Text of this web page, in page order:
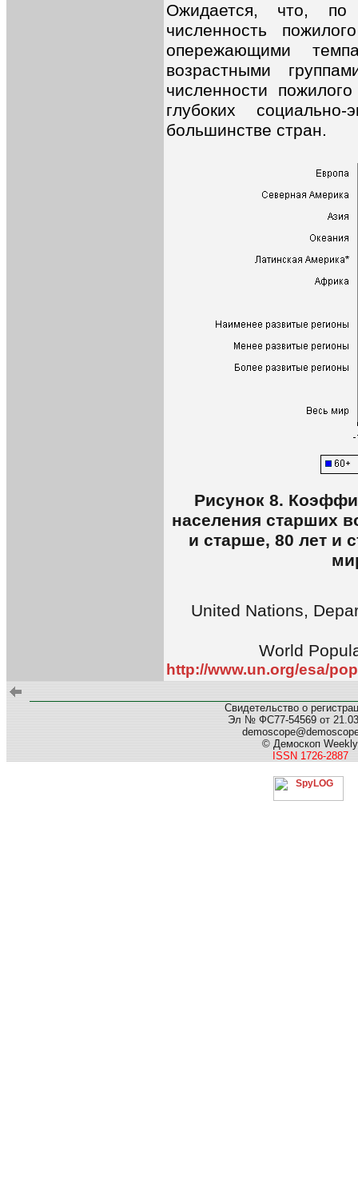
Ожидается, что,
численность
опережающими
возрастными
численности
глубоких
большинстве стран.
Рисунок 8.
населения старших
и старше, 80 лет и
United Nations,
World
http://www.un.org/esa/
Свидетельство о
Эл № ФС77-54569 от
© Демоскоп Weekly
ISSN 1726-2887